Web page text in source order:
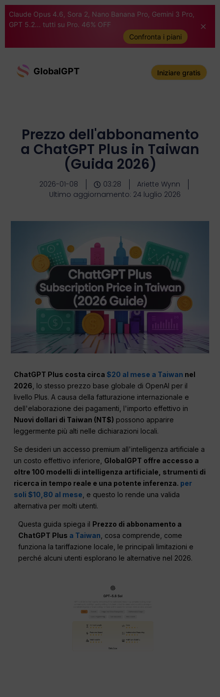
Claude Opus 4.6, Sora 2, Nano Banana Pro, Gemini 3 Pro,
GPT 5.2... tutti su Pro. 46% OFF
Confronta i piani
GlobalGPT Iniziare gratis
Prezzo dell'abbonamento
a ChatGPT Plus in Taiwan
(Guida 2026)
2026-01-08 03:28
Ariette Wynn
Ultimo aggiornamento: 24 luglio 2026
ChatGPT Plus costa circa$20 al mese a Taiwan nel
2026 , lo stesso prezzo base globale di OpenAI per il
livello Plus. A causa della fatturazione internazionale e
dell'elaborazione dei pagamenti, l'importo effettivo in
Nuovi dollari di Taiwan (NT$) possono apparire
leggermente più alti nelle dichiarazioni locali.
Se desideri un accesso premium all'intelligenza artificiale a
un costo effettivo inferiore, GlobalGPT offre accesso a
oltre 100 modelli di intelligenza artificiale, strumenti di
ricerca in tempo reale e una potente inferenza. per
soli $10,80 al mese , e questo lo rende una valida
alternativa per molti utenti.
Questa guida spiega il
Prezzo di abbonamento a
ChatGPT Plus a Taiwan, cosa comprende, come
funziona la tariffazione locale, le principali limitazioni e
perché alcuni utenti esplorano le alternative nel 2026.